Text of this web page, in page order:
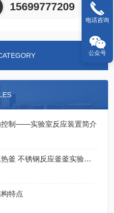
15699777209
控制——实验室反应装置简介
磁力高压反应釜高压釜水热釜 不锈钢反应釜釜实验室反应釜
特点
电话咨询
公众号